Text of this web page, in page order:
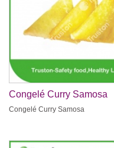
Congelé Curry Samosa
Congelé Curry Samosa